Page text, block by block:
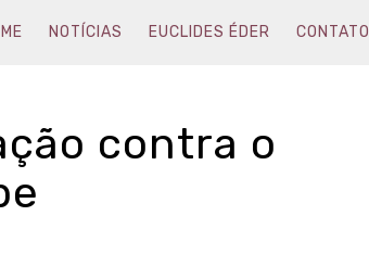
NOTÍCIAS EUCLIDES ÉDER CONTATO
contra o